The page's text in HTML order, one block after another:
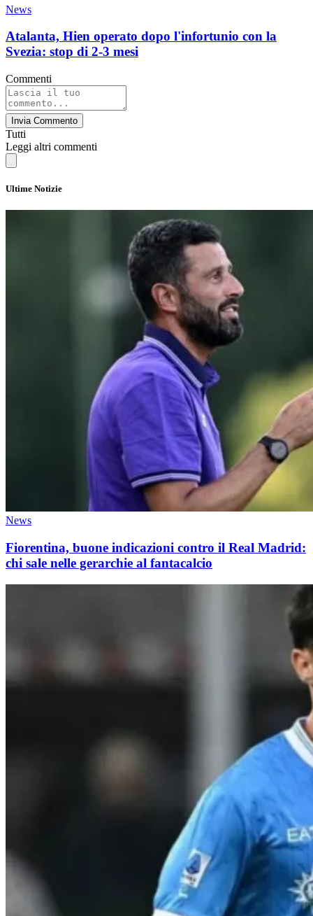
News
Atalanta, Hien operato dopo l'infortunio con la
Svezia: stop di 2-3 mesi
Commenti
Invia Commento
Tutti
Leggi altri commenti
Ultime Notizie
News
Fiorentina, buone indicazioni contro il Real Madrid:
chi sale nelle gerarchie al fantacalcio